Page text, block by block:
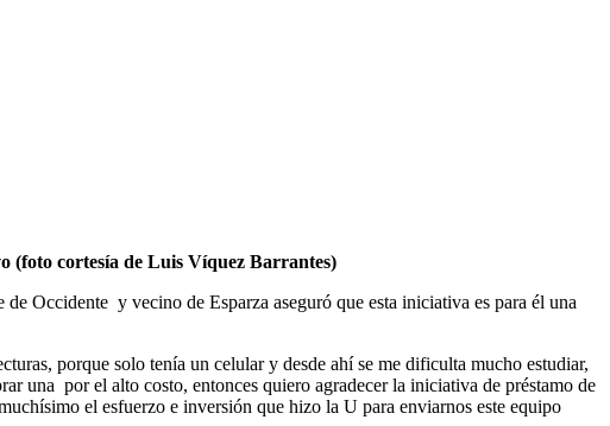
(foto cortesía de Luis Víquez Barrantes)
Occidente y vecino de Esparza aseguró que esta iniciativa es para él una
porque solo tenía un celular y desde ahí se me dificulta mucho estudiar,
una por el alto costo, entonces quiero agradecer la iniciativa de préstamo de
el esfuerzo e inversión que hizo la U para enviarnos este equipo